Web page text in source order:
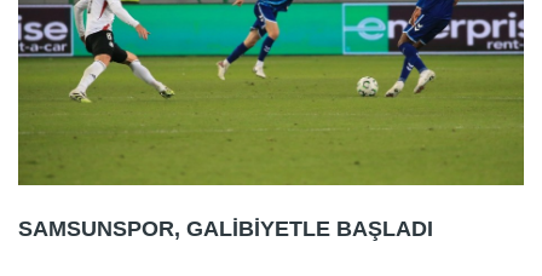
SAMSUNSPOR, GALİBİYETLE BAŞLADI